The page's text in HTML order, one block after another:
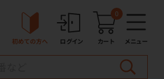
初めての方へ ログイン カート
0
メニュー